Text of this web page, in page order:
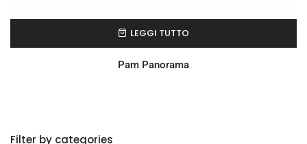
LEGGI TUTTO
Pam Panorama
Filter by categories